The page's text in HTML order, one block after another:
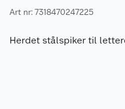
Art nr: 7318470247225
Herdet stålspiker til